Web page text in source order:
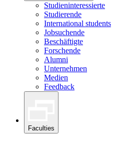
Studieninteressierte
Studierende
International students
Jobsuchende
Beschäftigte
Forschende
Alumni
Unternehmen
Medien
Feedback
Faculties